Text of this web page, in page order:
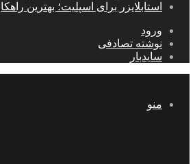
استابلایزر برای اسپلیت؛ بهترین
ورود
نوشته تصادفی
سایدبار
منو